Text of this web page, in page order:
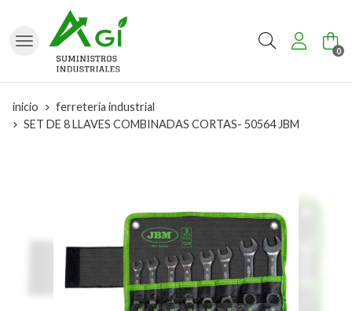
Buscar 0
inicio
ferretería industrial
SET DE 8 LLAVES COMBINADAS CORTAS- 50564 JBM